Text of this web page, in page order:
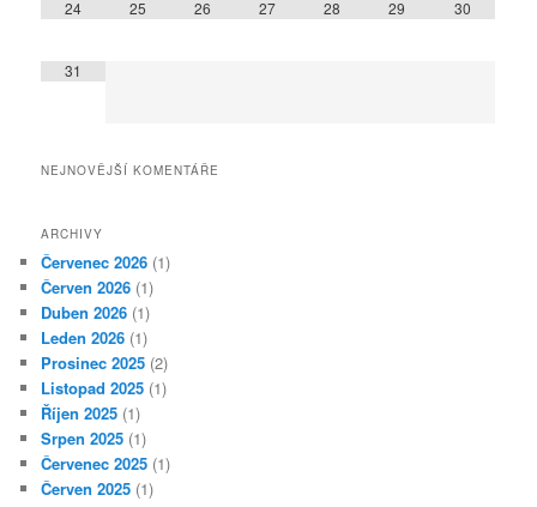
24 25 26 27 28 29 30
31
NEJNOVĚJŠÍ KOMENTÁŘE
ARCHIVY
Červenec 2026 (1)
Červen 2026 (1)
Duben 2026 (1)
Leden 2026 (1)
Prosinec 2025 (2)
Listopad 2025 (1)
Říjen 2025 (1)
Srpen 2025 (1)
Červenec 2025 (1)
Červen 2025 (1)